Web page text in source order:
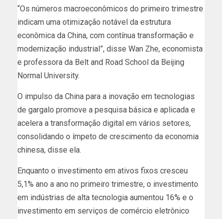
“Os números macroeconômicos do primeiro trimestre
indicam uma otimização notável da estrutura
econômica da China, com contínua transformação e
modernização industrial”, disse Wan Zhe, economista
e professora da Belt and Road School da Beijing
Normal University.
O impulso da China para a inovação em tecnologias
de gargalo promove a pesquisa básica e aplicada e
acelera a transformação digital em vários setores,
consolidando o ímpeto de crescimento da economia
chinesa, disse ela.
Enquanto o investimento em ativos fixos cresceu
5,1% ano a ano no primeiro trimestre, o investimento
em indústrias de alta tecnologia aumentou 16% e o
investimento em serviços de comércio eletrônico